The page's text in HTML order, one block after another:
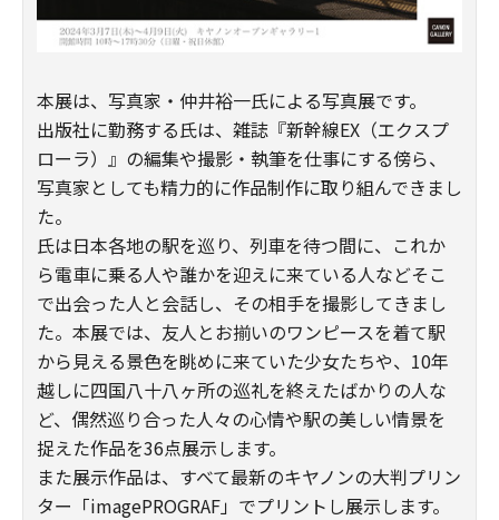
本展は、写真家・仲井裕一氏による写真展です。
出版社に勤務する氏は、雑誌『新幹線EX（エクスプ
ローラ）』の編集や撮影・執筆を仕事にする傍ら、
写真家としても精力的に作品制作に取り組んできまし
た。
氏は日本各地の駅を巡り、列車を待つ間に、これか
ら電車に乗る人や誰かを迎えに来ている人などそこ
で出会った人と会話し、その相手を撮影してきまし
た。本展では、友人とお揃いのワンピースを着て駅
から見える景色を眺めに来ていた少女たちや、10年
越しに四国八十八ヶ所の巡礼を終えたばかりの人な
ど、偶然巡り合った人々の心情や駅の美しい情景を
捉えた作品を36点展示します。
また展示作品は、すべて最新のキヤノンの大判プリン
ター「imagePROGRAF」でプリントし展示します。